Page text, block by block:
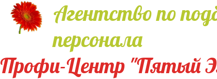
Агентство по
персонала
Профи-Центр "Пятый